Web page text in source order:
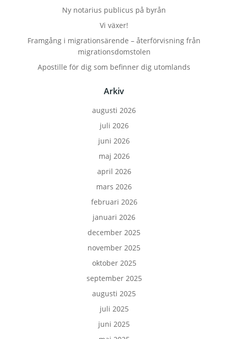
Ny notarius publicus på byrån
Vi växer!
Framgång i migrationsärende – återförvisning från
migrationsdomstolen
Apostille för dig som befinner dig utomlands
Arkiv
augusti 2026
juli 2026
juni 2026
maj 2026
april 2026
mars 2026
februari 2026
januari 2026
december 2025
november 2025
oktober 2025
september 2025
augusti 2025
juli 2025
juni 2025